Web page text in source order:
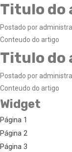
Titulo do
Postado por
Conteudo do artigo
Titulo do
Postado por
Conteudo do artigo
Widget
Página 1
Página 2
Página 3